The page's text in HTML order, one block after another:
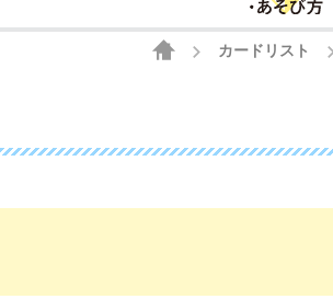
HOME
カードリスト